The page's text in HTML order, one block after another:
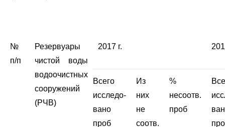
№
п/п
Резервуары
чистой воды
водоочистных
сооружений
(РЧВ)
2017 г.
Всего
исследо-
вано
проб
Из
них
не
соотв.
%
несоотв.
проб